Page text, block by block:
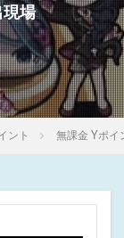
現場
ント 無課金 Yポイ